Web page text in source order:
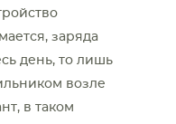
заряда
день, то лишь
возле
в таком